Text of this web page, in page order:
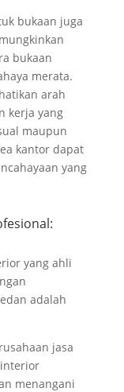
bukaan juga
bukaan
merata.
arah
kerja yang
maupun
kantor dapat
yang
yang ahli
adalah
jasa
menangani